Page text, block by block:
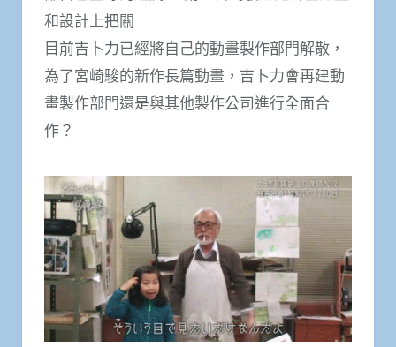
和設計上把關
目前吉卜力已經將自己的動畫製作部門解散，
為了宮崎駿的新作長篇動畫，吉卜力會再建動
畫製作部門還是與其他製作公司進行全面合
作？